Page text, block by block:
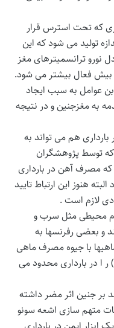
که تحت استرس قرار
تولید می شود که این
ترانسمیترهای مغز
بیش فعال بیشتر می شود.
عوامل به سبب ایجاد
به مغزجنین و در نتیجه
هم می تواند به
توسط پژوهشگران
که مصرف آهن در بارداری
هنوز این ارتباط تایید
لازم است .
محیطی مثل سرب و
و بعضی رفرنسها به
با جیوه مصرف ماهی
ا در بارداری محدود می
بر جنین اثر مضر داشته
متهم سازی اشعه سونو